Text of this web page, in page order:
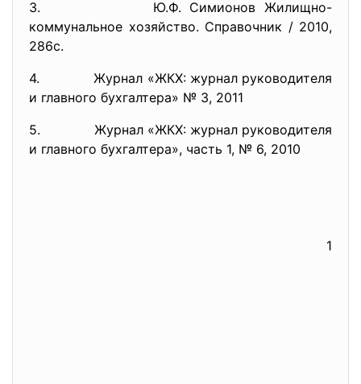
3. Ю.Ф. Симионов Жилищно-
коммунальное хозяйство. Справочник / 2010,
286с.
4. Журнал «ЖКХ: журнал руководителя
и главного бухгалтера» № 3, 2011
5. Журнал «ЖКХ: журнал руководителя
и главного бухгалтера», часть 1, № 6, 2010
1